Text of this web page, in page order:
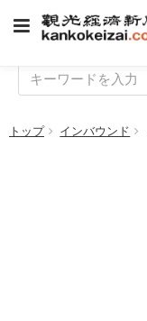
トップ インバウンド